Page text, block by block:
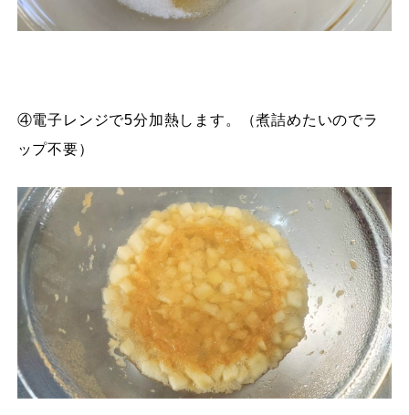
④電子レンジで5分加熱します。（煮詰めたいのでラ
ップ不要）